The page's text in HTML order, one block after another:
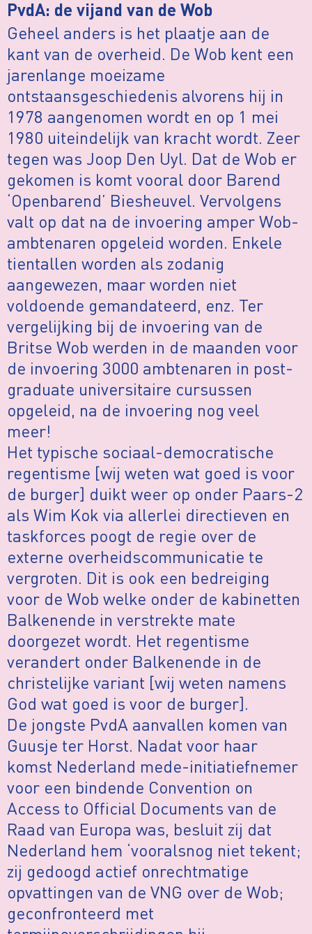
PvdA: de vijand van de Wob
Geheel anders is het plaatje aan de
kant van de overheid. De Wob kent een
jarenlange moeizame
ontstaansgeschiedenis alvorens hij in
1978 aangenomen wordt en op 1 mei
1980 uiteindelijk van kracht wordt. Zeer
tegen was Joop Den Uyl. Dat de Wob er
gekomen is komt vooral door Barend
‘Openbarend’ Biesheuvel. Vervolgens
valt op dat na de invoering amper Wob-
ambtenaren opgeleid worden. Enkele
tientallen worden als zodanig
aangewezen, maar worden niet
voldoende gemandateerd, enz. Ter
vergelijking bij de invoering van de
Britse Wob werden in de maanden voor
de invoering 3000 ambtenaren in post-
graduate universitaire cursussen
opgeleid, na de invoering nog veel
meer!
Het typische sociaal-democratische
regentisme [wij weten wat goed is voor
de burger] duikt weer op onder Paars-2
als Wim Kok via allerlei directieven en
taskforces poogt de regie over de
externe overheidscommunicatie te
vergroten. Dit is ook een bedreiging
voor de Wob welke onder de kabinetten
Balkenende in verstrekte mate
doorgezet wordt. Het regentisme
verandert onder Balkenende in de
christelijke variant [wij weten namens
God wat goed is voor de burger].
De jongste PvdA aanvallen komen van
Guusje ter Horst. Nadat voor haar
komst Nederland mede-initiatiefnemer
voor een bindende Convention on
Access to Official Documents van de
Raad van Europa was, besluit zij dat
Nederland hem ‘vooralsnog niet tekent;
zij gedoogd actief onrechtmatige
opvattingen van de VNG over de Wob;
geconfronteerd met